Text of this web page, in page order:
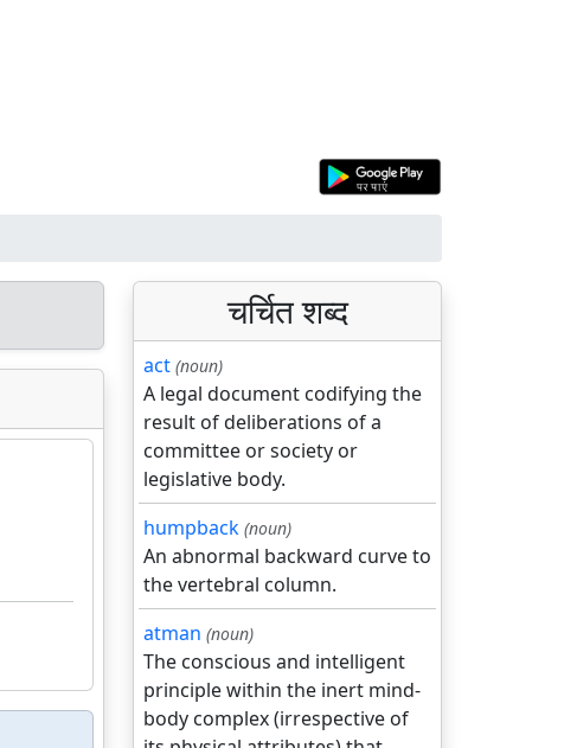
चर्चित शब्द
act (noun)
A legal document codifying the
result of deliberations of a
committee or society or
legislative body.
humpback (noun)
An abnormal backward curve to
the vertebral column.
atman (noun)
The conscious and intelligent
principle within the inert mind-
body complex (irrespective of